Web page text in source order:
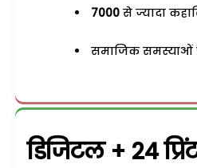
7000 से ज्यादा
समाजिक समस्याओं
डिजिटल + 24